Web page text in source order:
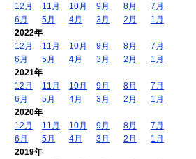
12月
11月 10月 9月 8月
7月
6月
5月 4月 3月 2月
1月
2022年
12月
11月 10月 9月 8月
7月
6月
5月 4月 3月 2月
1月
2021年
12月
11月 10月 9月 8月
7月
6月
5月 4月 3月 2月
1月
2020年
12月
11月 10月 9月 8月
7月
6月
5月 4月 3月 2月
1月
2019年